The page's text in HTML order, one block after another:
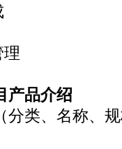
产品介绍
类、名称、规